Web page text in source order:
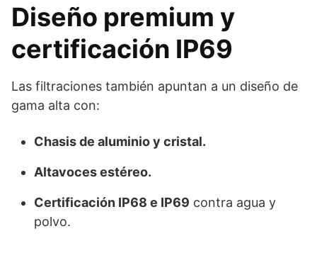
Diseño premium y
certificación IP69
Las filtraciones también apuntan a un diseño de
gama alta con:
Chasis de aluminio y cristal.
Altavoces estéreo.
Certificación IP68 e IP69 contra agua y
polvo.